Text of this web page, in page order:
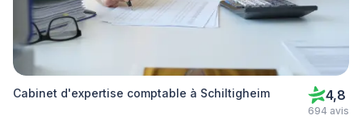
Cabinet d'expertise comptable à Schiltigheim 4,8
694 avis